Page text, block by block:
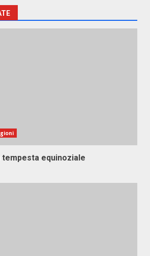
equinoziale